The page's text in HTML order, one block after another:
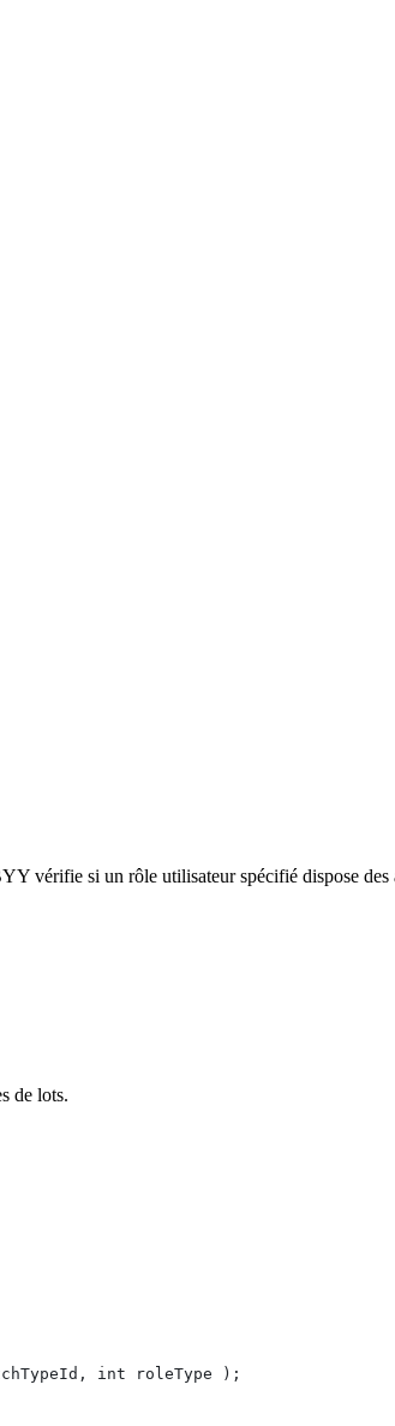
vérifie si un rôle utilisateur spécifié dispose des
de lots.
int roleType );